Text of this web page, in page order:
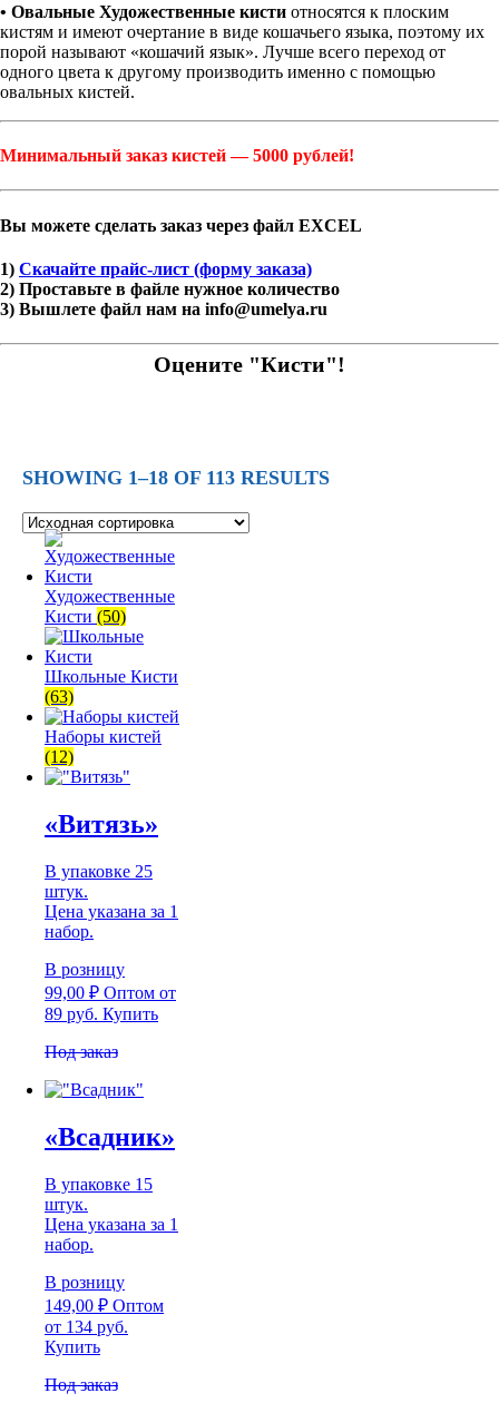
• Овальные Художественные кисти относятся к плоским
кистям и имеют очертание в виде кошачьего языка, поэтому их
порой называют «кошачий язык». Лучше всего переход от
одного цвета к другому производить именно с помощью
овальных кистей.
Минимальный заказ кистей — 5000 рублей!
Вы можете сделать заказ через файл EXCEL
1) Скачайте прайс-лист (форму заказа)
2) Проставьте в файле нужное количество
3) Вышлете файл нам на info@umelya.ru
Оцените "Кисти"!
SHOWING 1–18 OF 113 RESULTS
Художественные
Кисти (50)
Школьные Кисти
(63)
Наборы кистей
(12)
«Витязь»
В упаковке 25
штук.
Цена указана за 1
набор.
В розницу
99,00 ₽ Оптом от
89 руб. Купить
Под заказ
«Всадник»
В упаковке 15
штук.
Цена указана за 1
набор.
В розницу
149,00 ₽ Оптом
от 134 руб.
Купить
Под заказ